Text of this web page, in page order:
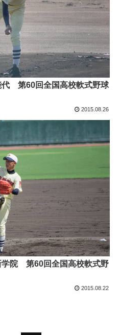
代 第60回全国高校軟式野球
2015.08.26
学院 第60回全国高校軟式野
2015.08.22